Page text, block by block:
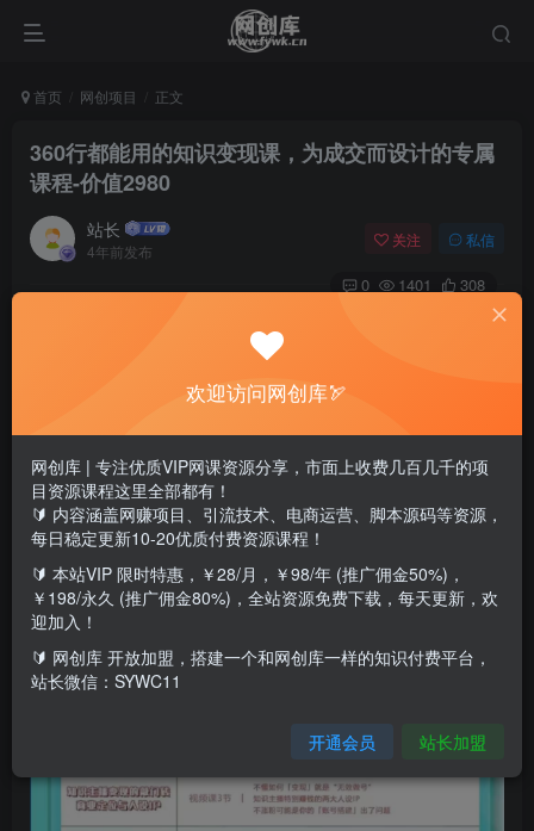
首页 网创项目 正文
360行都能用的知识变现课，为成交而设计的专属
课程-价值2980
站长
4年前发布
关注 私信
0 1401 308
薛辉旗下铮铮-教你卖课
360行都能用的知识变现课，为成交而设计的专属课程
欢迎访问网创库🏹
网创库 | 专注优质VIP网课资源分享，市面上收费几百几千的项
目资源课程这里全部都有！
🔰 内容涵盖网赚项目、引流技术、电商运营、脚本源码等资源，
每日稳定更新10-20优质付费资源课程！
🔰 本站VIP 限时特惠，￥28/月，￥98/年 (推广佣金50%)，
￥198/永久 (推广佣金80%)，全站资源免费下载，每天更新，欢
迎加入！
🔰 网创库 开放加盟，搭建一个和网创库一样的知识付费平台，
站长微信：SYWC11
开通会员 站长加盟